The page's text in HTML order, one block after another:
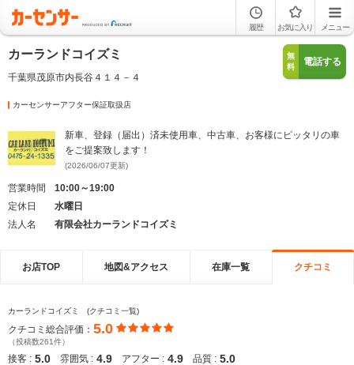
履歴 お気に入り メニュー
カーランドコイズミ
千葉県茂原市内長谷４１４－４
無
料
電話する
カーセンサーアフター保証取扱店
新車、登録（届出）済未使用車、中古車、お客様にピッタリの車
をご提案致します！
(2026/06/07更新)
営業時間
10:00～19:00
定休日
水曜日
法人名
有限会社カーランドコイズミ
お店TOP 地図&アクセス 在庫一覧 クチコミ
カーランドコイズミ (クチコミ一覧)
クチコミ総合評価： 5.0
（投稿数261件）
接客 : 5.0 雰囲気 : 4.9 アフター : 4.9 品質 : 5.0